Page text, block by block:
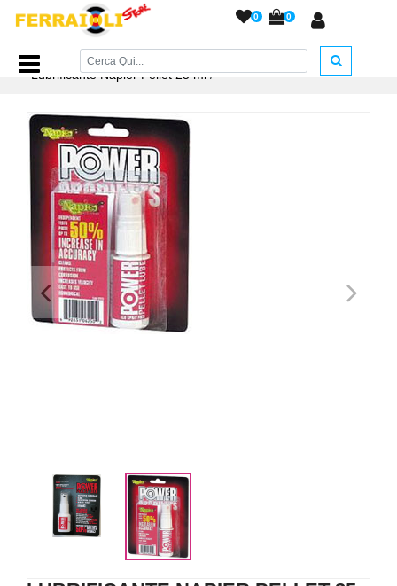
0 0
Home Page/ACCESSORI ARMERIA/Prodotti Pulizia /
Lubrificante Napier Pellet 25 ml/
< >